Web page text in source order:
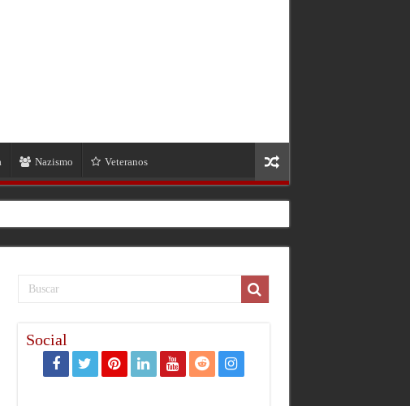
Nazismo Veteranos
Social